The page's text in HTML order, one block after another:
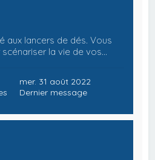
aux lancers de dés. Vous
la vie de vos…
mer. 31 août 2022
Dernier message